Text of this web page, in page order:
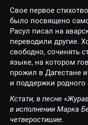
Свое первое
было посвящено
Расул писал на
переводили другие.
свободно, сочинять
языке, на котором
прожил в Дагестане
и поддержки родного
Кстати, в песне
в исполнении Марка
четверостишие.